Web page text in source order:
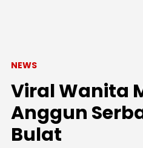
NEWS
Viral Wanita
Anggun
Bulat